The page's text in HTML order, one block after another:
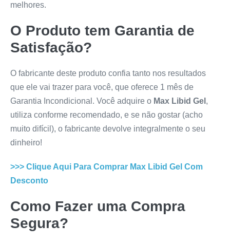
melhores.
O Produto tem Garantia de
Satisfação?
O fabricante deste produto confia tanto nos resultados
que ele vai trazer para você, que oferece 1 mês de
Garantia Incondicional. Você adquire o Max Libid Gel ,
utiliza conforme recomendado, e se não gostar (acho
muito difícil), o fabricante devolve integralmente o seu
dinheiro!
>>> Clique Aqui Para Comprar Max Libid Gel Com
Desconto
Como Fazer uma Compra
Segura?